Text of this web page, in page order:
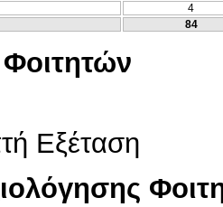
4
84
Εξέταση